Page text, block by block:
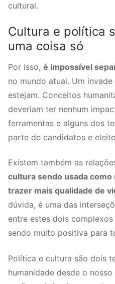
cultural.
Cultura e política
uma coisa só
Por isso, é impossível
no mundo atual. Um
estejam. Conceitos
deveriam ter nenhum
ferramentas e alguns dos
parte de candidatos e
Existem também as
cultura sendo usada
trazer mais qualidade de
dúvida, é uma das
entre estes dois
sendo muito positiva para
Política e cultura são dois
humanidade desde o